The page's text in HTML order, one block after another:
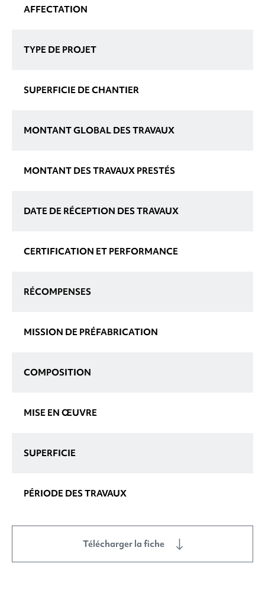
AFFECTATION
TYPE DE PROJET
SUPERFICIE DE CHANTIER
MONTANT GLOBAL DES TRAVAUX
MONTANT DES TRAVAUX PRESTÉS
DATE DE RÉCEPTION DES TRAVAUX
CERTIFICATION ET PERFORMANCE
RÉCOMPENSES
MISSION DE PRÉFABRICATION
COMPOSITION
MISE EN ŒUVRE
SUPERFICIE
PÉRIODE DES TRAVAUX
Télécharger la fiche